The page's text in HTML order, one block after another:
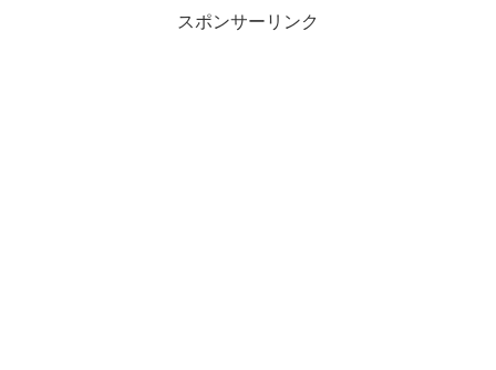
スポンサーリンク